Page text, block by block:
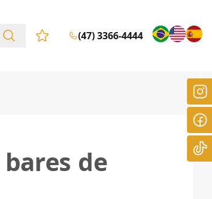
Favoritos (0 itens)
(47) 3366-4444
de